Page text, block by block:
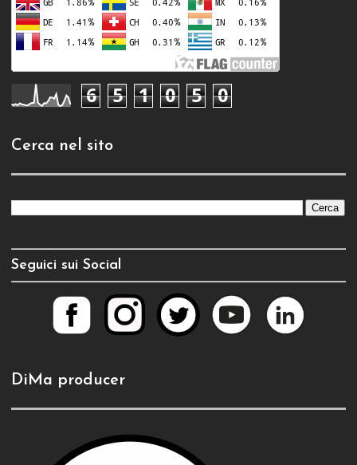
6 5 1 0 5 0
Cerca nel sito
Seguici sui Social
DiMa producer